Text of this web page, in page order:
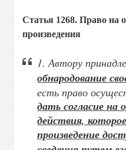
Статья 1268. Право на
произведения
1. Автору
обнародование
есть право
дать согласие на
действия,
произведение